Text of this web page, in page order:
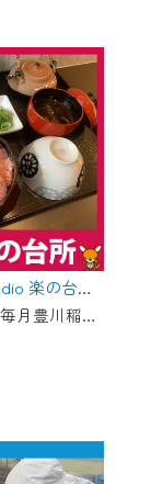
【豊川稲荷周辺グルメ特集・Cafe & Studio 楽の台所】Cちゃんのぐるめポケット
11月の「豊川稲荷午年開帳」にむけて、毎月豊川稲荷周辺のグルメを紹介します！ 今回は昨年6月にオープンした管理栄養士がプロデュースするお店「Cafe & Studio 楽の台所」です。